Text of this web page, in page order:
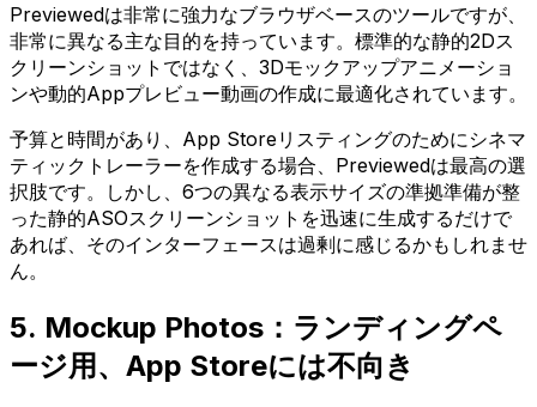
Previewedは非常に強力なブラウザベースのツールですが、
非常に異なる主な目的を持っています。標準的な静的2Dス
クリーンショットではなく、3Dモックアップアニメーショ
ンや動的Appプレビュー動画の作成に最適化されています。
予算と時間があり、App Storeリスティングのためにシネマ
ティックトレーラーを作成する場合、Previewedは最高の選
択肢です。しかし、6つの異なる表示サイズの準拠準備が整
った静的ASOスクリーンショットを迅速に生成するだけで
あれば、そのインターフェースは過剰に感じるかもしれませ
ん。
5. Mockup Photos：ランディングペ
ージ用、App Storeには不向き